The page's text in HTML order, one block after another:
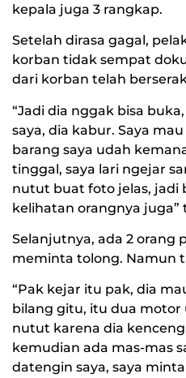
kepala juga 3 rangkap.
Setelah dirasa gagal,
korban tidak sempat
dari korban telah
“Jadi dia nggak bisa
saya, dia kabur. Saya
barang saya udah
tinggal, saya lari ngejar
nutut buat foto jelas, jadi
kelihatan orangnya juga”
Selanjutnya, ada 2 orang
meminta tolong. Namun
“Pak kejar itu pak, dia
bilang gitu, itu dua
nutut karena dia
kemudian ada mas-mas
datengin saya, saya